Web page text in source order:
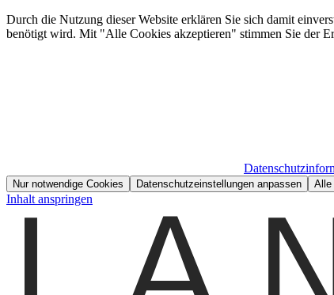
Durch die Nutzung dieser Website erklären Sie sich damit
benötigt wird. Mit "Alle Cookies akzeptieren" stimmen Sie der
Nur notwendige Cookies Datenschutzeinstellungen anpassen Alle
Inhalt anspringen